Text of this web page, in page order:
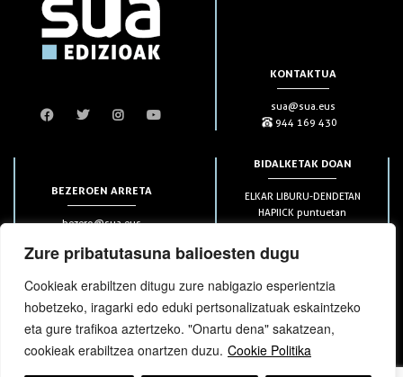
Zure pribatutasuna balioesten dugu
Cookieak erabiltzen ditugu zure nabigazio esperientzia
hobetzeko, iragarki edo eduki pertsonalizatuak eskaintzeko
eta gure trafikoa aztertzeko. "Onartu dena" sakatzean,
cookieak erabiltzea onartzen duzu. Cookie Politika
KONTAKTUA
sua@sua.eus
944 169 430
BEZEROEN ARRETA
bezero@sua.eus
HARPIDETZAK
BIDALKETAK DOAN
ELKAR LIBURU-DENDETAN
HAPIICK puntuetan
(soilik penintsulan)